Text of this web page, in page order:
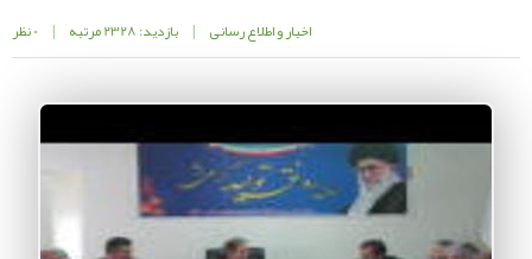
اخبار و اطلاع رسانی | بازدید: 2328 مرتبه | 0 نظر